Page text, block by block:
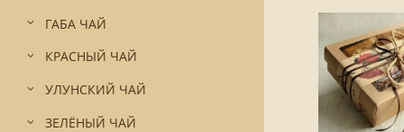
ГАБА ЧАЙ
КРАСНЫЙ ЧАЙ
УЛУНСКИЙ ЧАЙ
ЗЕЛЁНЫЙ ЧАЙ